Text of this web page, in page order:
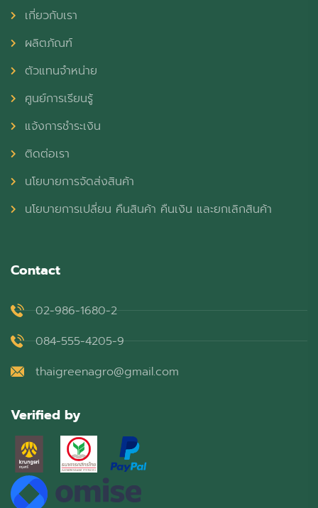
เกี่ยวกับเรา
ผลิตภัณฑ์
ตัวแทนจำหน่าย
ศูนย์การเรียนรู้
แจ้งการชำระเงิน
ติดต่อเรา
นโยบายการจัดส่งสินค้า
นโยบายการเปลี่ยน คืนสินค้า คืนเงิน และยกเลิกสินค้า
Contact
02-986-1680-2
084-555-4205-9
thaigreenagro@gmail.com
Verified by